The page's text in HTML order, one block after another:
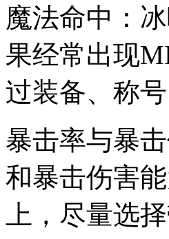
魔法命中：
果经常出现
过装备、称
暴击率与暴
和暴击伤害
上，尽量选